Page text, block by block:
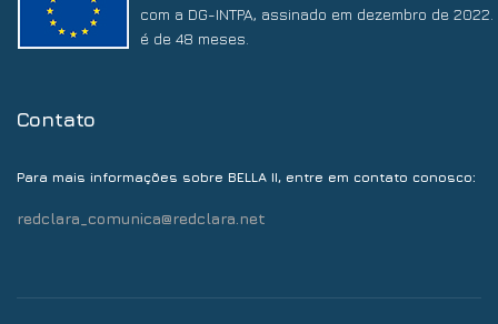
com a DG-INTPA, assinado em dezembro de
é de 48 meses.
Contato
Para mais informações sobre BELLA II, entre em contato conosco:
redclara_comunica@redclara.net